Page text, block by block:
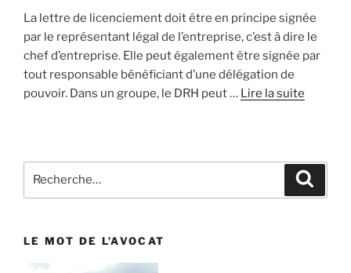
La lettre de licenciement doit être en principe signée
par le représentant légal de l’entreprise, c’est à dire le
chef d’entreprise. Elle peut également être signée par
tout responsable bénéficiant d’une délégation de
pouvoir. Dans un groupe, le DRH peut … Lire la suite
LE MOT DE L’AVOCAT